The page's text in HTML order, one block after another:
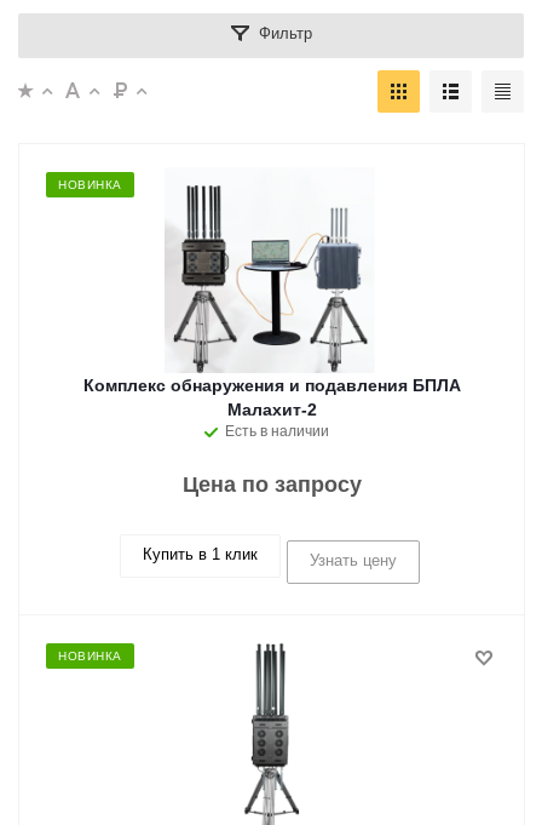
Фильтр
НОВИНКА
Комплекс обнаружения и подавления БПЛА
Малахит-2
Есть в наличии
Цена по запросу
Купить в 1 клик Узнать цену
НОВИНКА